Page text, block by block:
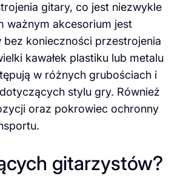
gitary, co jest niezwykle
ważnym akcesorium jest
konieczności przestrojenia
kawałek plastiku lub metalu
w różnych grubościach i
stylu gry. Również
oraz pokrowiec ochronny
gitarzystów?